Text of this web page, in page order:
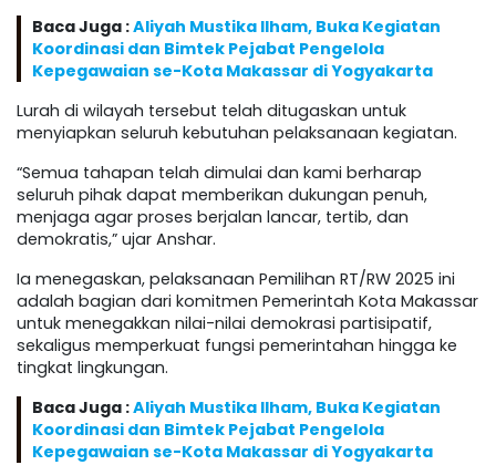
Baca Juga :Aliyah Mustika Ilham, Buka Kegiatan
Koordinasi dan Bimtek Pejabat Pengelola
Kepegawaian se-Kota Makassar di Yogyakarta
Lurah di wilayah tersebut telah ditugaskan untuk
menyiapkan seluruh kebutuhan pelaksanaan kegiatan.
“Semua tahapan telah dimulai dan kami berharap
seluruh pihak dapat memberikan dukungan penuh,
menjaga agar proses berjalan lancar, tertib, dan
demokratis,” ujar Anshar.
Ia menegaskan, pelaksanaan Pemilihan RT/RW 2025 ini
adalah bagian dari komitmen Pemerintah Kota Makassar
untuk menegakkan nilai-nilai demokrasi partisipatif,
sekaligus memperkuat fungsi pemerintahan hingga ke
tingkat lingkungan.
Baca Juga :Aliyah Mustika Ilham, Buka Kegiatan
Koordinasi dan Bimtek Pejabat Pengelola
Kepegawaian se-Kota Makassar di Yogyakarta